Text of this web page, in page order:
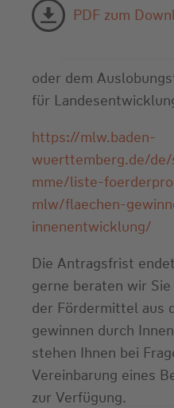
PDF zum
oder dem
für
https://mlw.baden-
wuerttemberg.de/
mme/liste-
mlw/flaechen-
innenentwicklung/
Die Antragsfrist
gerne beraten wir
der Fördermittel aus
gewinnen durch
stehen Ihnen bei
Vereinbarung eines
zur Verfügung.